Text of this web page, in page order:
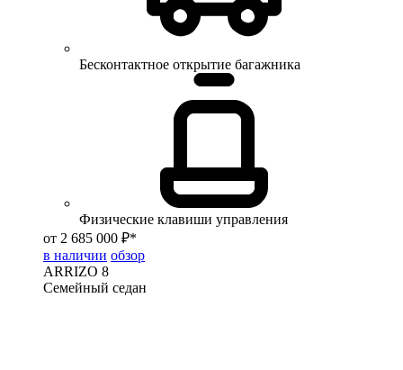
Бесконтактное открытие багажника
Физические клавиши управления
от 2 685 000 ₽*
в наличии обзор
ARRIZO 8
Семейный седан